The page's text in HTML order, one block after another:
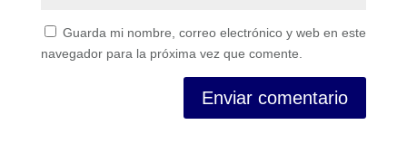
Guarda mi nombre, correo electrónico y web en este
navegador para la próxima vez que comente.